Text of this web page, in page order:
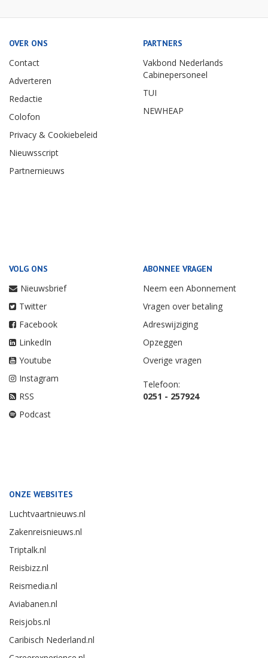
OVER ONS
Contact
Adverteren
Redactie
Colofon
Privacy & Cookiebeleid
Nieuwsscript
Partnernieuws
PARTNERS
Vakbond Nederlands
Cabinepersoneel
TUI
NEWHEAP
VOLG ONS
Nieuwsbrief
Twitter
Facebook
LinkedIn
Youtube
Instagram
RSS
Podcast
ABONNEE VRAGEN
Neem een Abonnement
Vragen over betaling
Adreswijziging
Opzeggen
Overige vragen
Telefoon:
0251 - 257924
ONZE WEBSITES
Luchtvaartnieuws.nl
Zakenreisnieuws.nl
Triptalk.nl
Reisbizz.nl
Reismedia.nl
Aviabanen.nl
Reisjobs.nl
Caribisch Nederland.nl